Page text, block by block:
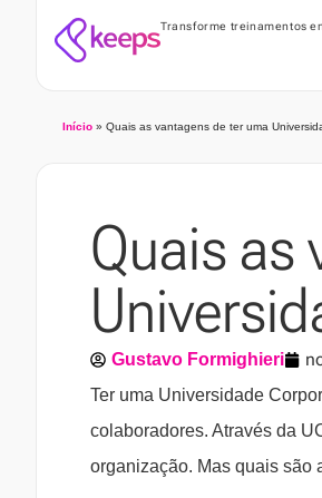
Transforme treinamentos
Início » Quais as vantagens de ter uma
Quais as
Gustavo Formighieri
Ter uma Universidade
colaboradores. Através da
organização. Mas quais são